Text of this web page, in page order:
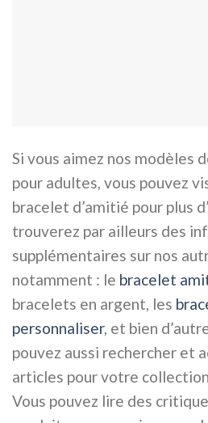
Si vous aimez nos modèles
pour adultes, vous pouvez
bracelet d’amitié pour plus
trouverez par ailleurs des
supplémentaires sur nos
notamment : le bracelet
bracelets en argent, les
personnaliser, et bien
pouvez aussi rechercher et
articles pour votre
Vous pouvez lire des